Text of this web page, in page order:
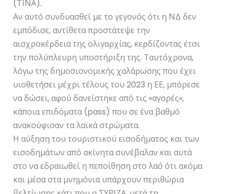
(ΤΙΝΑ).
Αν αυτό συνδυασθεί με το γεγονός ότι η ΝΔ δεν
εμπόδισε, αντίθετα προστάτεψε την
αισχροκέρδεια της ολιγαρχίας, κερδίζοντας έτσι
την πολύπλευρη υποστήριξη της. Ταυτόχρονα,
λόγω της δημοσιονομικής χαλάρωσης που έχει
υιοθετήσει μέχρι τέλους του 2023 η ΕΕ, μπόρεσε
να δώσει, αφού δανείστηκε από τις «αγορές»,
κάποια επιδόματα (pass) που σε ένα βαθμό
ανακούφισαν τα λαϊκά στρώματα.
Η αύξηση του τουριστικού εισοδήματος και των
εισοδημάτων από ακίνητα συνέβαλαν και αυτά
στο να εδραιωθεί η πεποίθηση στο λαό ότι ακόμα
και μέσα στα μνημόνια υπάρχουν περιθώρια